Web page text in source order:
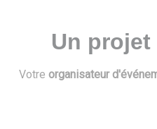
Un projet
Votre organisateur